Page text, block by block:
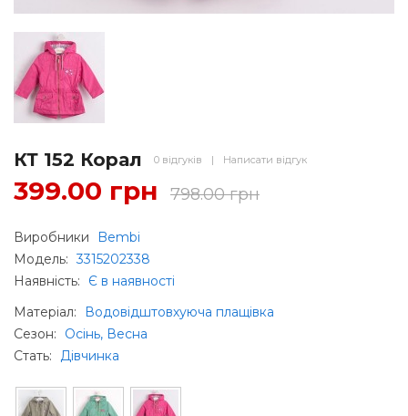
КТ 152 Корал 0 відгуків | Написати відгук
399.00 грн 798.00 грн
Виробники
Bembi
Модель: 3315202338
Наявність:
Є в наявності
Матеріал:
Водовідштовхуюча плащівка
Сезон:
Осінь, Весна
Стать: Дівчинка